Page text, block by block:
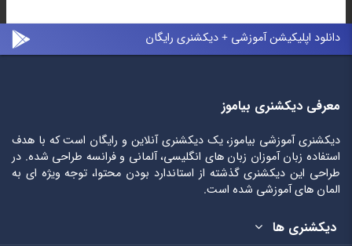
دانلود اپلیکیشن آموزشی + دیکشنری رایگان
معرفی دیکشنری بیاموز
دیکشنری آموزشی بیاموز، یک دیکشنری آنلاین و رایگان است که با هدف
استفاده زبان آموزان زبان های انگلیسی، آلمانی و فرانسه طراحی شده. در
طراحی این دیکشنری گذشته از استاندارد بودن محتوا، توجه ویژه ای به
المان های آموزشی شده است.
دیکشنری ها